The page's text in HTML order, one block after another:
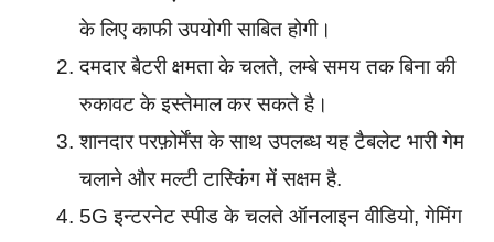
के लिए काफी उपयोगी साबित होगी।
दमदार बैटरी क्षमता के चलते, लम्बे समय तक बिना की
रुकावट के इस्तेमाल कर सकते है।
शानदार परफ़ोर्मेंस के साथ उपलब्ध यह टैबलेट भारी गेम
चलाने और मल्टी टास्किंग में सक्षम है.
5G इन्टरनेट स्पीड के चलते ऑनलाइन वीडियो, गेमिंग